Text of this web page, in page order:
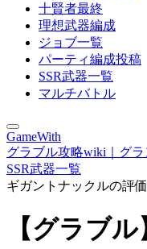
十賢者最終
理想武器編成
ジョブ一覧
パーティ編成投稿
SSR武器一覧
マルチバトル
GameWith
グラブル攻略wiki｜グ
SSR武器一覧
ギガントナックルの評
【グラブ